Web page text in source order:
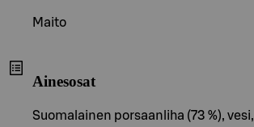
Maito
Ainesosat
Suomalainen porsaanliha (73 %), vesi,